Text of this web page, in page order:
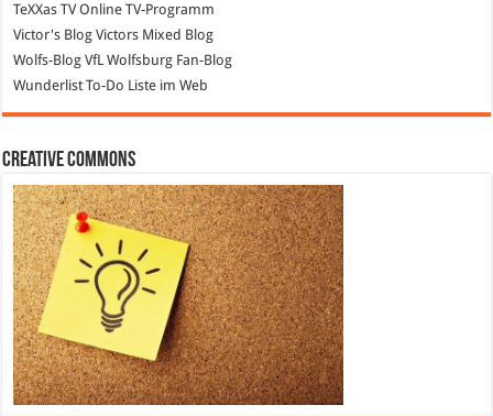
TeXXas TVOnline TV-Programm
Victor's Blog Victors Mixed Blog
Wolfs-Blog VfL Wolfsburg Fan-Blog
WunderlistTo-Do Liste im Web
Creative Commons